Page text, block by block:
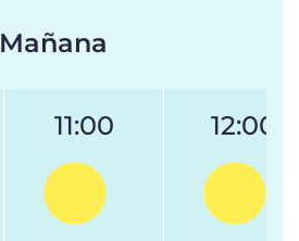
Mañana
11:00 12:00